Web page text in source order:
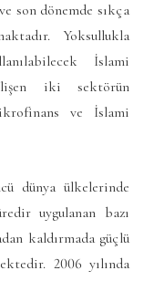
son dönemde sıkça
Yoksullukla
İslami
iki sektörün
ve İslami
dünya ülkelerinde
uygulanan bazı
kaldırmada güçlü
2006 yılında